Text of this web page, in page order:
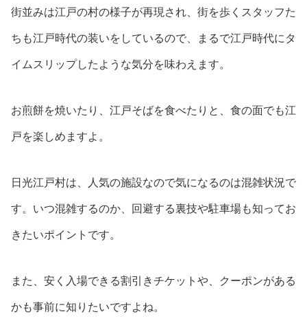
街並みは江戸の村の様子が再現され、街を歩くスタッフた
ちも江戸時代の装いをしているので、まるで江戸時代にタ
イムスリップしたような気分を味わえます。
お煎餅を焼いたり、江戸そばを食べたりと、食の面でも江
戸を楽しめますよ。
日光江戸村は、人気の施設なので気になるのは混雑状況で
す。いつ混雑するのか、回避する裏技や駐車場も知ってお
きたいポイントです。
また、安く入場できる割引きチケットや、クーポンがある
かも事前に知りたいですよね。